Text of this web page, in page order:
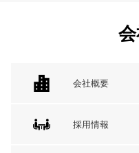
会社概要
採用情報